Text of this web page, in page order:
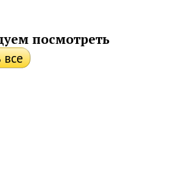
посмотреть